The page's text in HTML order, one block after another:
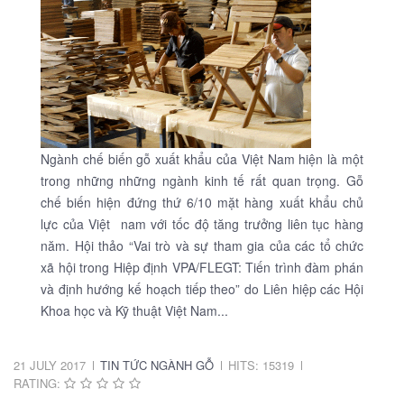
Ngành chế biến gỗ xuất khẩu của Việt Nam hiện là một
trong những những ngành kinh tế rất quan trọng. Gỗ
chế biến hiện đứng thứ 6/10 mặt hàng xuất khẩu chủ
lực của Việt nam với tốc độ tăng trưởng liên tục hàng
năm. Hội thảo “Vai trò và sự tham gia của các tổ chức
xã hội trong Hiệp định VPA/FLEGT: Tiến trình đàm phán
và định hướng kế hoạch tiếp theo” do Liên hiệp các Hội
Khoa học và Kỹ thuật Việt Nam...
21 JULY 2017 TIN TỨC NGÀNH GỖ
HITS: 15319
RATING: